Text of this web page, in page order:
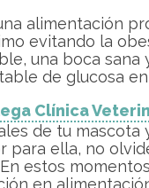
alimentación
evitando la
una boca sana
de glucosa
Clínica
de tu mascota
para ella, no
estos